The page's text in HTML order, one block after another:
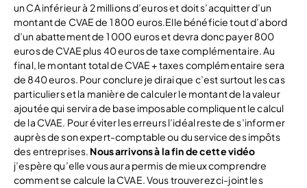
un CA inférieur à 2 millions d’euros et doit s’acquitter d’un
montant de CVAE de 1 800 euros.Elle bénéficie tout d’abord
d’un abattement de 1 000 euros et devra donc payer 800
euros de CVAE plus 40 euros de taxe complémentaire. Au
final, le montant total de CVAE + taxes complémentaire sera
de 840 euros. Pour conclure je dirai que c’est surtout les cas
particuliers et la manière de calculer le montant de la valeur
ajoutée qui servira de base imposable compliquent le calcul
de la CVAE. Pour éviter les erreurs l’idéal reste de s’informer
auprès de son expert-comptable ou du service des impôts
des entreprises. Nous arrivons à la fin de cette vidéo
j’espère qu’elle vous aura permis de mieux comprendre
comment se calcule la CVAE. Vous trouverez ci-joint les